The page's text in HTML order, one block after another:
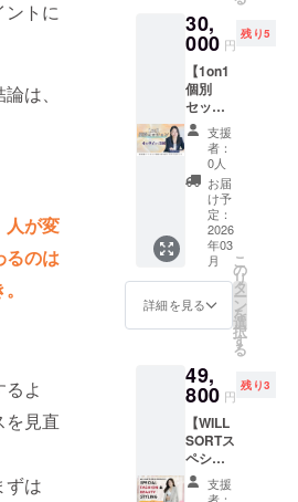
ントに
は、
人が変
るのは
よ
を見直
ずは
至りま
した。
正解が
ない中
でも
「自分
で選び
取る
力」を
大切
に、
ずっと
走り続
けてき
たから
リアル
な目線
んな相
談にも
向き合
えま
す。
「今、
自分が
どこに
ルで
す。 当
日は、
私・海
藤との
スペ
シャル
トーク
セッ
ション
を通じ
て、 ・
対話か
ら人を
育てる
ういう
ことか
マネジ
メント
に求め
られる
ものと
は？
を、参
お手紙
＋オリ
ジナル
しおり
・発送
予定：8
月末頃
・備
考： 国
内発送
のみ対
応して
おりま
杯ドリ
ンクを
用意し
なが
ら、 み
やこマ
マ
（？）
がカウ
ンター
の内側
から皆
さんを
お迎え
しま
す。 も
ちろ
ント・Z
世代の
話か
ら、ふ
だんは
語られ
ない裏
海藤がZ
世代育
成の専
門家と
して、
現役Z世
代であ
る女子
大生と
パネル
セッ
ション
を行い
ます！
・Z世代
が大人
世代に
とを考
えてい
るのか
・働く
ことや
会社に
対して
何を期
30,
000 円
残り5
【1on1
個別
セッ
ション
3回セッ
Zoom／
分）】
― 現場
のこ
と、
キャリ
アのこ
と、人
生のこ
― リー
ダーと
しての
迷い
や、育
成・
チーム
づくり
支援
者：
0人
お届
け予
定：
2026
年03
月
詳細を見る
こ
の
リ
タ
ー
ン
を
選
択
す
る
49,
800 円
残り3
【WILL
SORTス
ペシャ
ルプロ
デュー
支援
者：